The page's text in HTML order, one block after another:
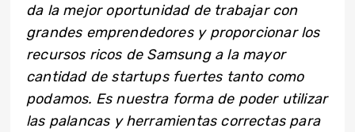
da la mejor oportunidad de trabajar con
grandes emprendedores y proporcionar los
recursos ricos de Samsung a la mayor
cantidad de startups fuertes tanto como
podamos. Es nuestra forma de poder utilizar
las palancas y herramientas correctas para